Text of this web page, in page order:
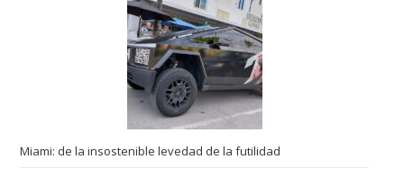
Miami: de la insostenible levedad de la futilidad